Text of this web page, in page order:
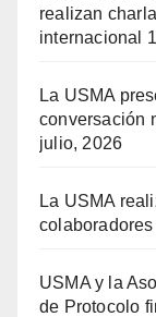
realizan
internacional
La USMA
conversación
julio, 2026
La USMA
colaboradores
USMA y la
de Protocolo